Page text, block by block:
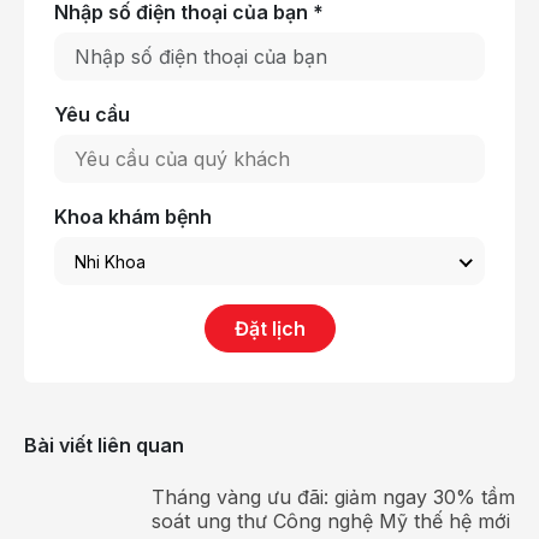
Tầm soát dậy thì kịp thời giúp trẻ tăng chiều cao tối
mẹ chủ động kiểm soát hành trình phát triển của con
Phát hiện sớm các yếu tố gây dậy thì sớm: U não,
Nhập số điện thoại của bạn *
Yêu cầu
Khoa khám bệnh
Nhi Khoa
Đặt lịch
Bài viết liên quan
Tháng vàng ưu đãi: giảm ngay 30% tầm
soát ung thư Công nghệ Mỹ thế hệ mới